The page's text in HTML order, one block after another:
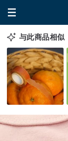
与此商品相似